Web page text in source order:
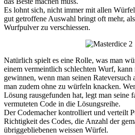
Es lohnt sich, nicht immer mit allen
gut getroffene Auswahl bringt oft mehr,
Wurfpulver zu verschiessen.
Natürlich spielt es eine Rolle, was man
einem vermeintlich schlechten Wurf,
gewinnen, wenn man seinen Rateversuch
man zudem ohne zu würfeln knacken.
Lösung rausgefunden hat, legt man seine
vermuteten Code in die Lösungsreihe.
Der Codemacher kontrolliert und verteilt
Richtigkeit des Codes, die Anzahl der
übriggebliebenen weissen Würfel.